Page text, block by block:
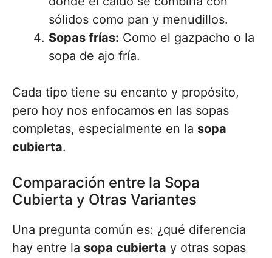
sólidos como pan y menudillos.
Sopas frías: Como el gazpacho o la
sopa de ajo fría.
Cada tipo tiene su encanto y propósito,
pero hoy nos enfocamos en las sopas
completas, especialmente en la sopa
cubierta.
Comparación entre la Sopa
Cubierta y Otras Variantes
Una pregunta común es: ¿qué diferencia
hay entre la sopa cubierta y otras sopas